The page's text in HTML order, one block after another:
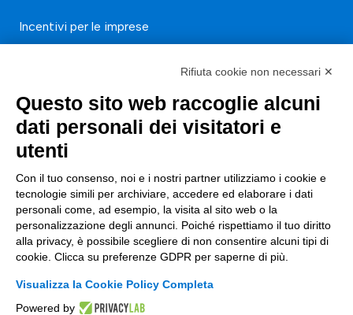
Incentivi per le imprese
Consulenza
ESG
Finanza
Nuovi Mercati
Innovazione di prodotto e processo
Rifiuta cookie non necessari ✕
Questo sito web raccoglie alcuni
dati personali dei visitatori e
utenti
Con il tuo consenso, noi e i nostri partner utilizziamo i cookie e
tecnologie simili per archiviare, accedere ed elaborare i dati
personali come, ad esempio, la visita al sito web o la
personalizzazione degli annunci. Poiché rispettiamo il tuo diritto
alla privacy, è possibile scegliere di non consentire alcuni tipi di
cookie. Clicca su preferenze GDPR per saperne di più.
Visualizza la Cookie Policy Completa
Powered by